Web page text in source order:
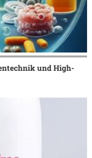
und High-